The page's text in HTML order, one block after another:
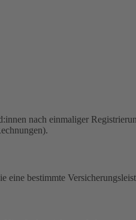
nach einmaliger
eine bestimmte